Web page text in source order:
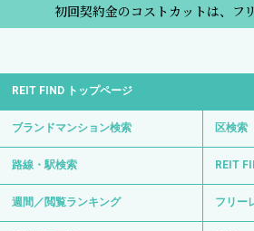
初回契約金のコストカットは、フ
REIT FIND トップページ
ブランドマンション検索 区検索
路線・駅検索 REIT
週間／閲覧ランキング フリー